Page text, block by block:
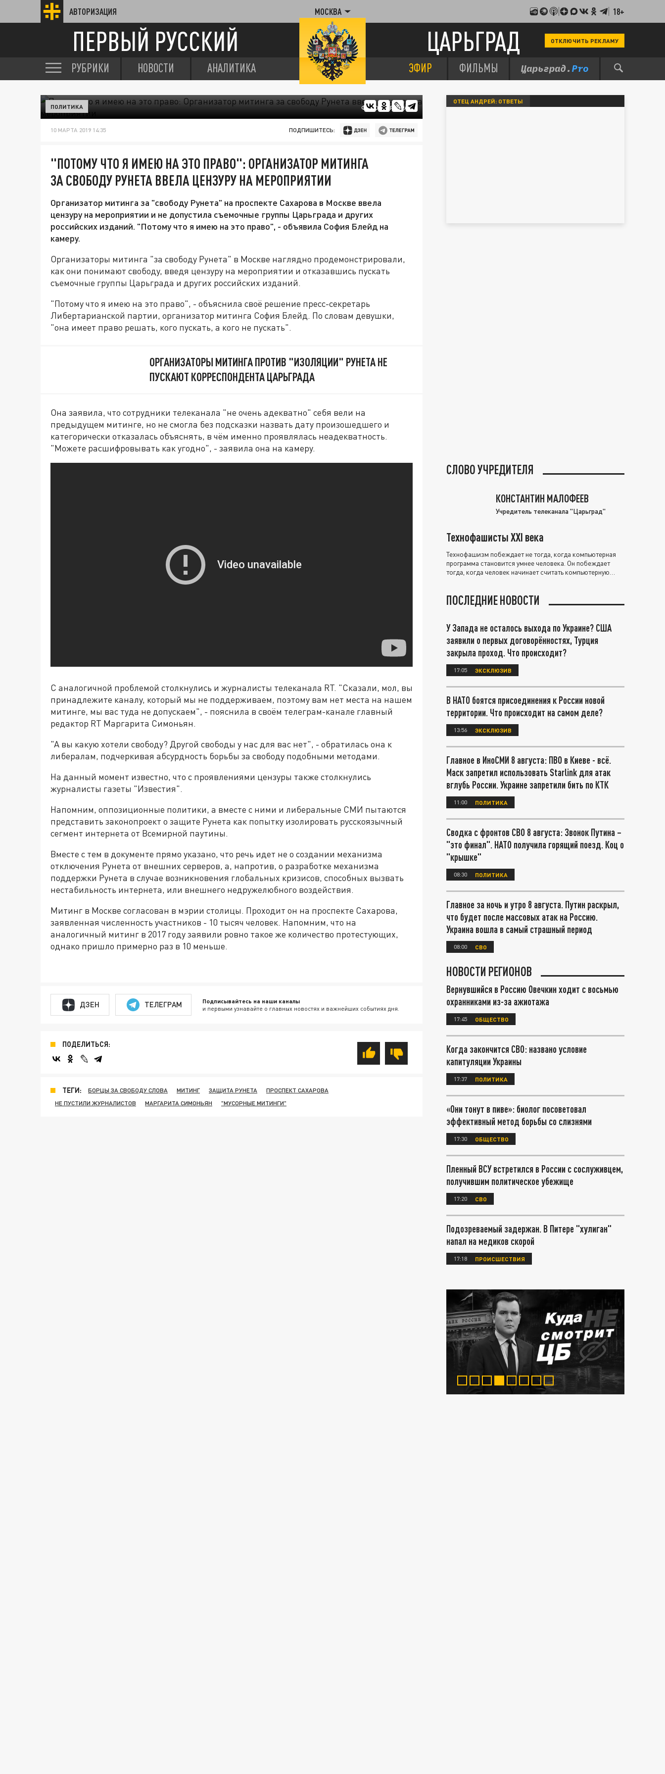
АВТОРИЗАЦИЯ МОСКВА 18+
ПЕРВЫЙ РУССКИЙ ЦАРЬГРАД ОТКЛЮЧИТЬ РЕКЛАМУ
РУБРИКИ НОВОСТИ АНАЛИТИКА ЭФИР ФИЛЬМЫ
ФОТО: ЦАРЬГРАД
ПОЛИТИКА
10 МАРТА 2019 14:35 ПОДПИШИТЕСЬ:
"ПОТОМУ ЧТО Я ИМЕЮ НА ЭТО ПРАВО": ОРГАНИЗАТОР МИТИНГА
ЗА СВОБОДУ РУНЕТА ВВЕЛА ЦЕНЗУРУ НА МЕРОПРИЯТИИ
Организатор митинга за "свободу Рунета" на проспекте Сахарова в Москве ввела
цензуру на мероприятии и не допустила съемочные группы Царьграда и других
российских изданий. "Потому что я имею на это право", - объявила София Блейд на
камеру.
Организаторы митинга "за свободу Рунета" в Москве наглядно продемонстрировали,
как они понимают свободу, введя цензуру на мероприятии и отказавшись пускать
съемочные группы Царьграда и других российских изданий.
"Потому что я имею на это право", - объяснила своё решение пресс-секретарь
Либертарианской партии, организатор митинга София Блейд. По словам девушки,
"она имеет право решать, кого пускать, а кого не пускать".
ОРГАНИЗАТОРЫ МИТИНГА ПРОТИВ "ИЗОЛЯЦИИ" РУНЕТА НЕ
ПУСКАЮТ КОРРЕСПОНДЕНТА ЦАРЬГРАДА
Она заявила, что сотрудники телеканала "не очень адекватно" себя вели на
предыдущем митинге, но не смогла без подсказки назвать дату произошедшего и
категорически отказалась объяснять, в чём именно проявлялась неадекватность.
"Можете расшифровывать как угодно", - заявила она на камеру.
С аналогичной проблемой столкнулись и журналисты телеканала RT. "Сказали, мол, вы
принадлежите каналу, который мы не поддерживаем, поэтому вам нет места на нашем
митинге, мы вас туда не допускаем", - пояснила в своём телеграм-канале главный
редактор RT Маргарита Симоньян.
"А вы какую хотели свободу? Другой свободы у нас для вас нет", - обратилась она к
либералам, подчеркивая абсурдность борьбы за свободу подобными методами.
На данный момент известно, что с проявлениями цензуры также столкнулись
журналисты газеты "Известия".
Напомним, оппозиционные политики, а вместе с ними и либеральные СМИ пытаются
представить законопроект о защите Рунета как попытку изолировать русскоязычный
сегмент интернета от Всемирной паутины.
Вместе с тем в документе прямо указано, что речь идет не о создании механизма
отключения Рунета от внешних серверов, а, напротив, о разработке механизма
поддержки Рунета в случае возникновения глобальных кризисов, способных вызвать
нестабильность интернета, или внешнего недружелюбного воздействия.
Митинг в Москве согласован в мэрии столицы. Проходит он на проспекте Сахарова,
заявленная численность участников - 10 тысяч человек. Напомним, что на
аналогичный митинг в 2017 году заявили ровно такое же количество протестующих,
однако пришло примерно раз в 10 меньше.
ДЗЕН ТЕЛЕГРАМ Подписывайтесь на наши каналы
и первыми узнавайте о главных новостях и важнейших событиях дня.
ПОДЕЛИТЬСЯ:
ТЕГИ: БОРЦЫ ЗА СВОБОДУ СЛОВА МИТИНГ ЗАЩИТА РУНЕТА
ПРОСПЕКТ САХАРОВА
НЕ ПУСТИЛИ ЖУРНАЛИСТОВ
МАРГАРИТА СИМОНЬЯН "МУСОРНЫЕ МИТИНГИ"
ОТЕЦ АНДРЕЙ: ОТВЕТЫ
СЛОВО УЧРЕДИТЕЛЯ
КОНСТАНТИН МАЛОФЕЕВ
Учредитель телеканала "Царьград"
Технофашисты XXI века
Технофашизм побеждает не тогда, когда компьютерная
программа становится умнее человека. Он побеждает
тогда, когда человек начинает считать компьютерную
ПОСЛЕДНИЕ НОВОСТИ
У Запада не осталось выхода по Украине? США
заявили о первых договорённостях, Турция
закрыла проход. Что происходит?
17:05 ЭКСКЛЮЗИВ
В НАТО боятся присоединения к России новой
территории. Что происходит на самом деле?
13:56 ЭКСКЛЮЗИВ
Главное в ИноСМИ 8 августа: ПВО в Киеве - всё.
Маск запретил использовать Starlink для атак
вглубь России. Украине запретили бить по КТК
11:00 ПОЛИТИКА
Сводка с фронтов СВО 8 августа: Звонок Путина –
"это финал". НАТО получила горящий поезд. Коц о
"крышке"
08:30 ПОЛИТИКА
Главное за ночь и утро 8 августа. Путин раскрыл,
что будет после массовых атак на Россию.
Украина вошла в самый страшный период
08:00 СВО
НОВОСТИ РЕГИОНОВ
Вернувшийся в Россию Овечкин ходит с восьмью
охранниками из-за ажиотажа
17:45 ОБЩЕСТВО
Когда закончится СВО: названо условие
капитуляции Украины
17:37 ПОЛИТИКА
«Они тонут в пиве»: биолог посоветовал
эффективный метод борьбы со слизнями
17:30 ОБЩЕСТВО
Пленный ВСУ встретился в России с сослуживцем,
получившим политическое убежище
17:20 СВО
Подозреваемый задержан. В Питере "хулиган"
напал на медиков скорой
17:18 ПРОИСШЕСТВИЯ